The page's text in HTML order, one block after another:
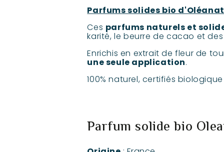
Parfums solides bio d'Oléanat
Ces parfums naturels et
karité, le beurre de cacao et
Enrichis en extrait de fleur de
une seule application.
100% naturel, certifiés
Parfum solide bio